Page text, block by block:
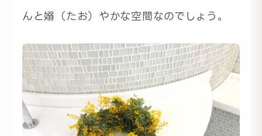
んと嫋（たお）やかな空間なのでしょう。